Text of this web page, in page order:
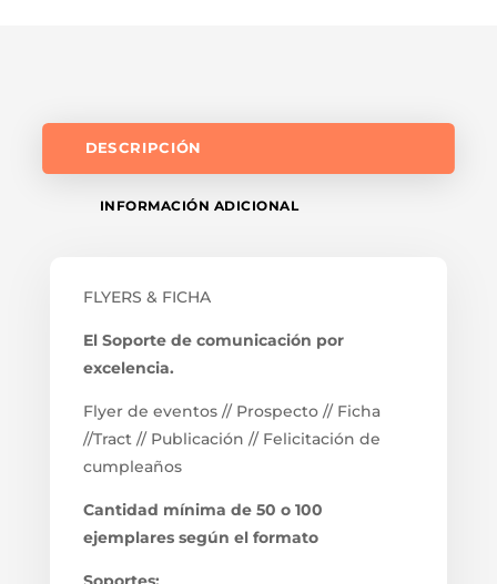
DESCRIPCIÓN
INFORMACIÓN ADICIONAL
FLYERS & FICHA
El Soporte de comunicación por
excelencia.
Flyer de eventos // Prospecto // Ficha
//Tract // Publicación // Felicitación de
cumpleaños
Cantidad mínima de 50 o 100
ejemplares según el formato